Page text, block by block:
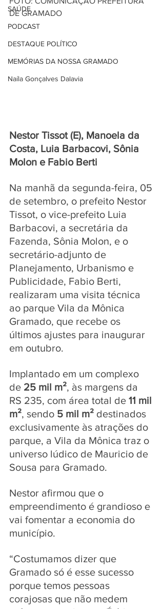
SAÚDE
PODCAST
DESTAQUE POLÍTICO
MEMÓRIAS DA NOSSA GRAMADO
Naíla Gonçalves Dalavia
DE GRAMADO
Nestor Tissot (E), Manoela da
Costa, Luia Barbacovi, Sônia
Molon e Fabio Berti
Na manhã da segunda-feira, 05
de setembro, o prefeito Nestor
Tissot, o vice-prefeito Luia
Barbacovi, a secretária da
Fazenda, Sônia Molon, e o
secretário-adjunto de
Planejamento, Urbanismo e
Publicidade, Fabio Berti,
realizaram uma visita técnica
ao parque Vila da Mônica
Gramado, que recebe os
últimos ajustes para inaugurar
em outubro.
Implantado em um complexo
de 25 mil m², às margens da
RS 235, com área total de 11 mil
m², sendo 5 mil m² destinados
exclusivamente às atrações do
parque, a Vila da Mônica traz o
universo lúdico de Mauricio de
Sousa para Gramado.
Nestor afirmou que o
empreendimento é grandioso e
vai fomentar a economia do
município.
“Costumamos dizer que
Gramado só é esse sucesso
porque temos pessoas
corajosas que não medem